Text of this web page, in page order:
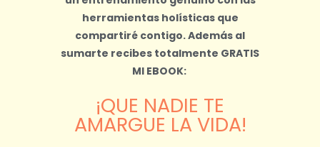
herramientas holísticas que
compartiré contigo.Además al
sumarte recibes totalmente GRATIS
MI EBOOK:
¡QUE NADIE TE
AMARGUE LA VIDA!